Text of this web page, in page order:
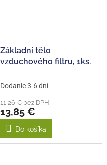
Základní tělo
vzduchového filtru, 1ks.
Dodanie 3-6 dní
11,26 € bez DPH
13,85 €
Do košíka